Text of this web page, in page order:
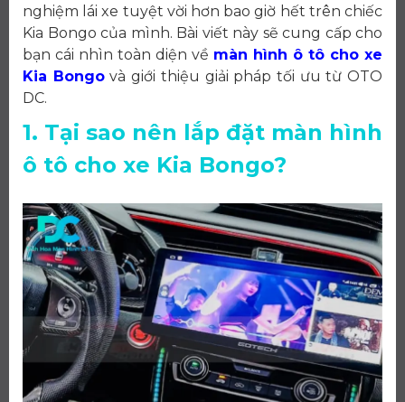
nghiệm lái xe tuyệt vời hơn bao giờ hết trên chiếc
Kia Bongo của mình. Bài viết này sẽ cung cấp cho
bạn cái nhìn toàn diện về màn hình ô tô cho xe
Kia Bongovà giới thiệu giải pháp tối ưu từ OTO
DC.
1. Tại sao nên lắp đặt màn hình
ô tô cho xe Kia Bongo?